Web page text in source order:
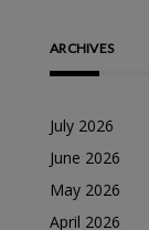
ARCHIVES
July 2026
June 2026
May 2026
April 2026